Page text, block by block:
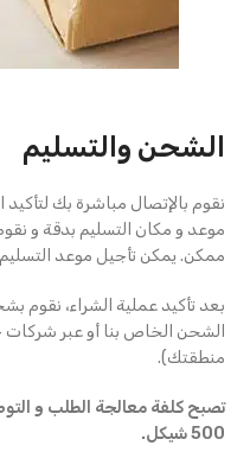
الشحن والتسليم
نقوم بالإتصال مباشرة بك
موعد و مكان التسليم بدقة و
ممكن. يمكن تأجيل موعد
بعد تأكيد عملية الشراء، نقوم
الشحن الخاص بنا أو عبر
منطقتك).
تصبح كلفة معالجة الطلب و
500 شيكل.